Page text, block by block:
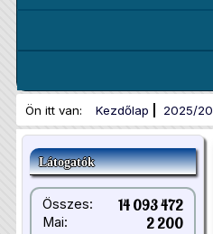
Ön itt van: Kezdőlap 2025/
Látogatók
Összes: 14 093 472
Mai: 2 200